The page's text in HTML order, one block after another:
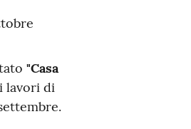
"Casa
lavori di
.